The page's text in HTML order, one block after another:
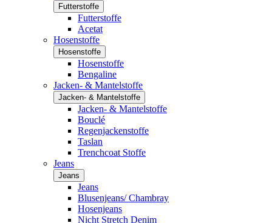
Futterstoffe
Futterstoffe
Acetat
Hosenstoffe
Hosenstoffe
Hosenstoffe
Bengaline
Jacken- & Mantelstoffe
Jacken- & Mantelstoffe
Jacken- & Mantelstoffe
Bouclé
Regenjackenstoffe
Taslan
Trenchcoat Stoffe
Jeans
Jeans
Jeans
Blusenjeans/ Chambray
Hosenjeans
Nicht Stretch Denim